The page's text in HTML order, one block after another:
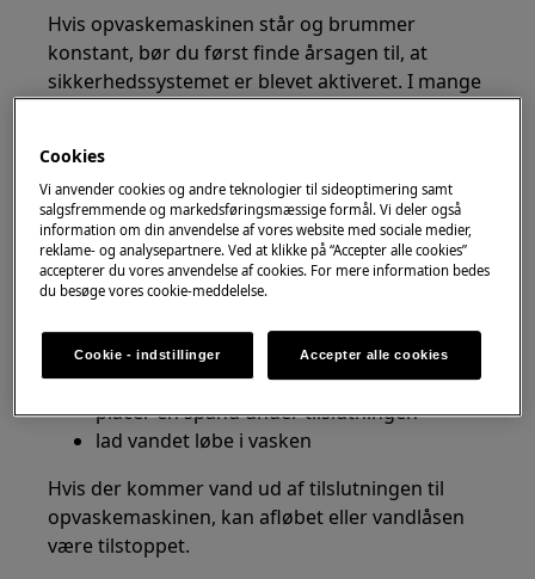
Hvis opvaskemaskinen står og brummer
konstant, bør du først finde årsagen til, at
sikkerhedssystemet er blevet aktiveret. I mange
1. Kontrollér for tilbageløb fra afløbet
Beskidt afløbsvand kan i nogle tilfælde løbe
tilbage i opvaskemaskinen og aktivere
sikkerhedssystemet.
Kontrollér installationen:
afmonter afløbsslangen fra vandlåsen
placer en spand under tilslutningen
lad vandet løbe i vasken
Hvis der kommer vand ud af tilslutningen til
opvaskemaskinen, kan afløbet eller vandlåsen
være tilstoppet.
Cookies
Vi anvender cookies og andre teknologier til sideoptimering samt
salgsfremmende og markedsføringsmæssige formål. Vi deler også
information om din anvendelse af vores website med sociale medier,
reklame- og analysepartnere. Ved at klikke på “Accepter alle cookies”
accepterer du vores anvendelse af cookies. For mere information bedes
du besøge vores cookie-meddelelse.
Cookie - indstillinger Accepter alle cookies